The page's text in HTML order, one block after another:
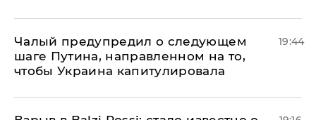
Чалый предупредил о следующем
шаге Путина, направленном на то,
чтобы Украина капитулировала
19:44